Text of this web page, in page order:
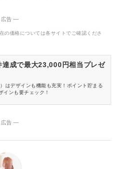
告 ―
価格については各サイトでご確認くださ
達成で最大23,000円相当プレゼ
はデザインも機能も充実！ポイント貯まる
インも要チェック！
告 ―